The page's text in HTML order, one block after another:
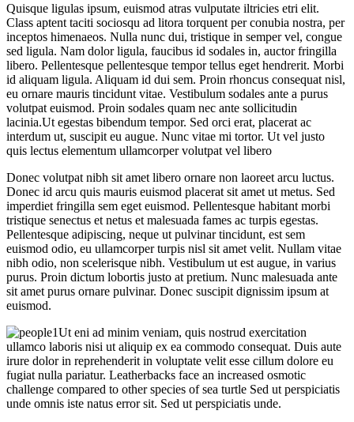
Quisque ligulas ipsum, euismod atras vulputate iltricies etri elit.
Class aptent taciti sociosqu ad litora torquent per conubia nostra, per
inceptos himenaeos. Nulla nunc dui, tristique in semper vel, congue
sed ligula. Nam dolor ligula, faucibus id sodales in, auctor fringilla
libero. Pellentesque pellentesque tempor tellus eget hendrerit. Morbi
id aliquam ligula. Aliquam id dui sem. Proin rhoncus consequat nisl,
eu ornare mauris tincidunt vitae. Vestibulum sodales ante a purus
volutpat euismod. Proin sodales quam nec ante sollicitudin
lacinia.Ut egestas bibendum tempor. Sed orci erat, placerat ac
interdum ut, suscipit eu augue. Nunc vitae mi tortor. Ut vel justo
quis lectus elementum ullamcorper volutpat vel libero
Donec volutpat nibh sit amet libero ornare non laoreet arcu luctus.
Donec id arcu quis mauris euismod placerat sit amet ut metus. Sed
imperdiet fringilla sem eget euismod. Pellentesque habitant morbi
tristique senectus et netus et malesuada fames ac turpis egestas.
Pellentesque adipiscing, neque ut pulvinar tincidunt, est sem
euismod odio, eu ullamcorper turpis nisl sit amet velit. Nullam vitae
nibh odio, non scelerisque nibh. Vestibulum ut est augue, in varius
purus. Proin dictum lobortis justo at pretium. Nunc malesuada ante
sit amet purus ornare pulvinar. Donec suscipit dignissim ipsum at
euismod.
Ut eni ad minim veniam, quis nostrud exercitation
ullamco laboris nisi ut aliquip ex ea commodo consequat. Duis aute
irure dolor in reprehenderit in voluptate velit esse cillum dolore eu
fugiat nulla pariatur. Leatherbacks face an increased osmotic
challenge compared to other species of sea turtle Sed ut perspiciatis
unde omnis iste natus error sit. Sed ut perspiciatis unde.